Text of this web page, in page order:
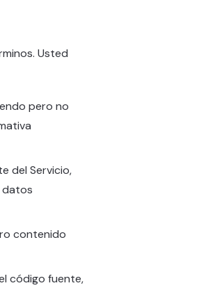
Usted
pero no
del Servicio,
datos
contenido
código fuente,